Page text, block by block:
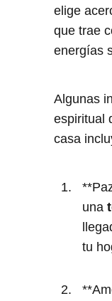
elige
que trae
energías
Algunas
espiritual
casa
una
tu